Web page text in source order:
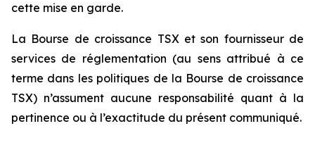
cette mise en garde.
La Bourse de croissance TSX et son fournisseur de
services de réglementation (au sens attribué à ce
terme dans les politiques de la Bourse de croissance
TSX) n’assument aucune responsabilité quant à la
pertinence ou à l’exactitude du présent communiqué.